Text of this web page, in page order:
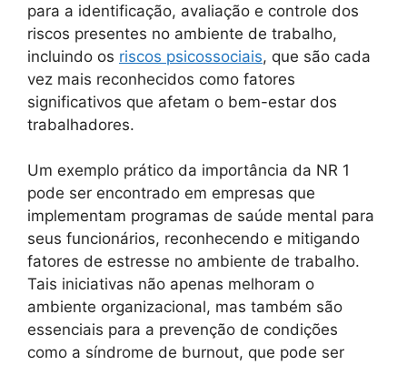
para a identificação, avaliação e controle dos
riscos presentes no ambiente de trabalho,
incluindo os riscos psicossociais, que são cada
vez mais reconhecidos como fatores
significativos que afetam o bem-estar dos
trabalhadores.
Um exemplo prático da importância da NR 1
pode ser encontrado em empresas que
implementam programas de saúde mental para
seus funcionários, reconhecendo e mitigando
fatores de estresse no ambiente de trabalho.
Tais iniciativas não apenas melhoram o
ambiente organizacional, mas também são
essenciais para a prevenção de condições
como a síndrome de burnout, que pode ser